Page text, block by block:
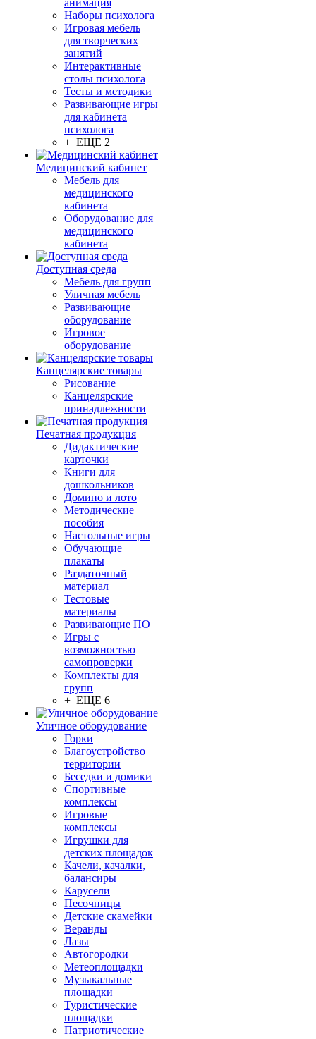
анимация
Наборы психолога
Игровая мебель
для творческих
занятий
Интерактивные
столы психолога
Тесты и методики
Развивающие игры
для кабинета
психолога
+ ЕЩЕ 2
Медицинский кабинет
Мебель для
медицинского
кабинета
Оборудование для
медицинского
кабинета
Доступная среда
Мебель для групп
Уличная мебель
Развивающие
оборудование
Игровое
оборудование
Канцелярские товары
Рисование
Канцелярские
принадлежности
Печатная продукция
Дидактические
карточки
Книги для
дошкольников
Домино и лото
Методические
пособия
Настольные игры
Обучающие
плакаты
Раздаточный
материал
Тестовые
материалы
Развивающие ПО
Игры с
возможностью
самопроверки
Комплекты для
групп
+ ЕЩЕ 6
Уличное оборудование
Горки
Благоустройство
территории
Беседки и домики
Спортивные
комплексы
Игровые
комплексы
Игрушки для
детских площадок
Качели, качалки,
балансиры
Карусели
Песочницы
Детские скамейки
Веранды
Лазы
Автогородки
Метеоплощадки
Музыкальные
площадки
Туристические
площадки
Патриотические